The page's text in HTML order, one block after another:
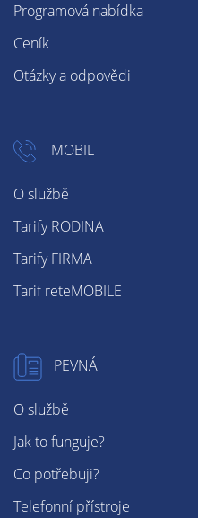
Programová nabídka
Ceník
Otázky a odpovědi
MOBIL
O službě
Tarify RODINA
Tarify FIRMA
Tarif reteMOBILE
PEVNÁ
O službě
Jak to funguje?
Co potřebuji?
Telefonní přístroje